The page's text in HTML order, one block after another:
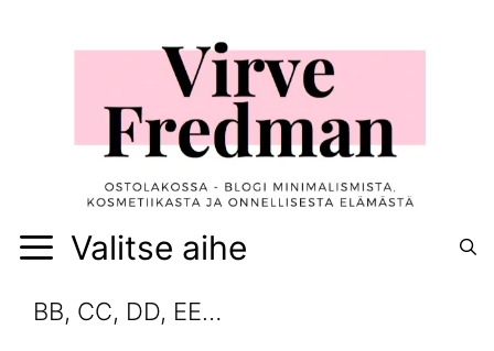
Valitse aihe
BB, CC, DD, EE…